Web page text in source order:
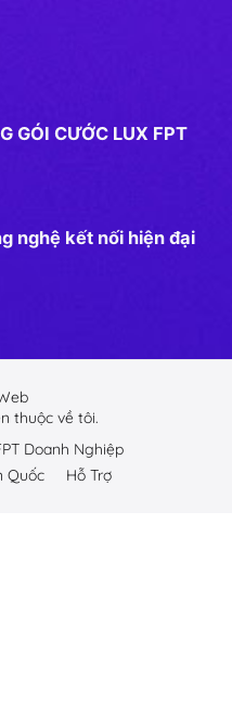
GÓI CƯỚC LUX FPT
nghệ kết nối hiện đại
thuộc về tôi.
Doanh Nghiệp
Quốc
Hỗ Trợ